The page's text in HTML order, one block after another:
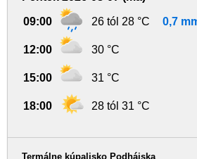
09:00 26 tól 28 °C 0,7
12:00 30 °C
15:00 31 °C
18:00 28 tól 31 °C
Termálne kúpalisko Podhájska